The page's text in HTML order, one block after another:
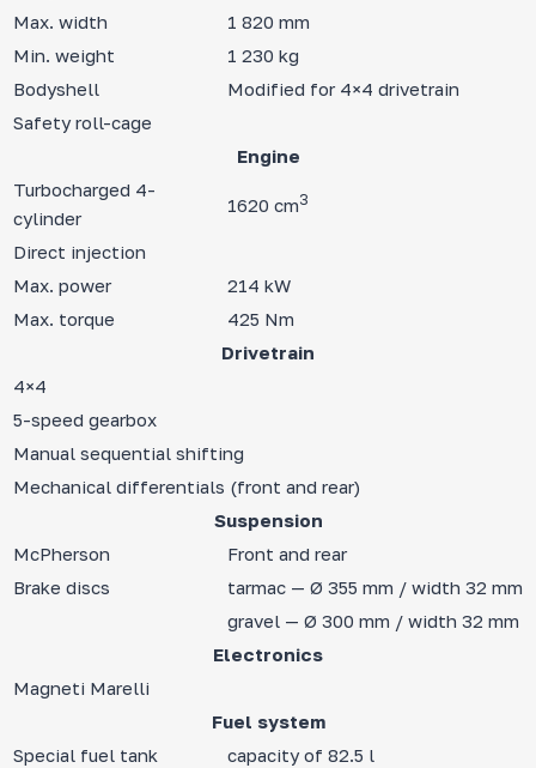
Max. width
1 820 mm
Min. weight
1 230 kg
Bodyshell
Modified for 4×4 drivetrain
Safety roll-cage
Engine
Turbocharged 4-
cylinder
1620 cm3
Direct injection
Max. power
214 kW
Max. torque
425 Nm
Drivetrain
4×4
5-speed gearbox
Manual sequential shifting
Mechanical differentials (front and rear)
Suspension
McPherson
Front and rear
Brake discs
tarmac — Ø 355 mm / width 32 mm
gravel — Ø 300 mm / width 32 mm
Electronics
Magneti Marelli
Fuel system
Special fuel tank
capacity of 82.5 l